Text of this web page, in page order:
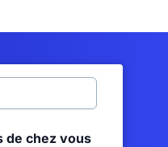
de chez vous